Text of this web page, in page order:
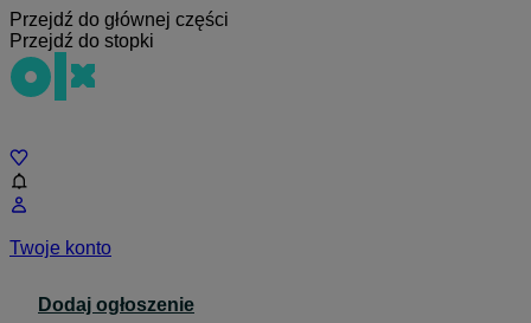
Przejdź do głównej części
Przejdź do stopki
Twoje konto
Dodaj ogłoszenie